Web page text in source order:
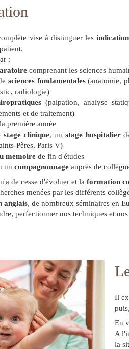
vise à distinguer les
:
comprenant les sciences
sciences fondamentales(anatomie,
radiologie)
(palpation, analyse
et de traitement)
première année
stage clinique, un stage hospitalier
Pères, Paris V)
mémoire de fin d'études
un compagnonnage auprès de
de cesse d'évoluer et la formation
menées par les différents
anglais, de nombreux séminaires en
perfectionner nos techniques et nos
Il
En
A
la